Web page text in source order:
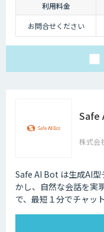
利用料金
お問合せください
Safe
株式会
Safe AI Bot は生成AI
かし、自然な会話を実
で、最短１分でチャッ